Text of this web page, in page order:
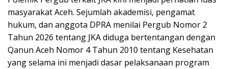
masyarakat Aceh. Sejumlah akademisi, pengamat
hukum, dan anggota DPRA menilai Pergub Nomor 2
Tahun 2026 tentang JKA diduga bertentangan dengan
Qanun Aceh Nomor 4 Tahun 2010 tentang Kesehatan
yang selama ini menjadi dasar pelaksanaan program